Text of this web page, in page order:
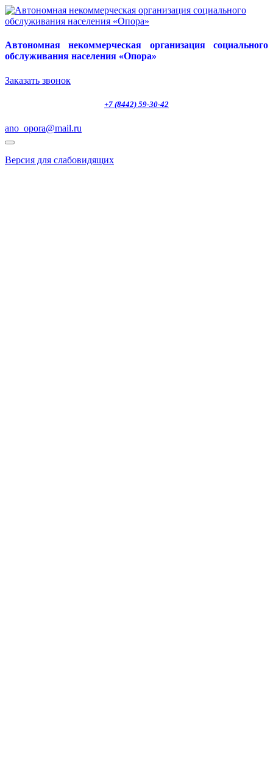
Автономная некоммерческая организация социального
обслуживания населения «Опора»
Заказать звонок
+7 (8442) 59-30-42
ano_opora@mail.ru
Версия для слабовидящих